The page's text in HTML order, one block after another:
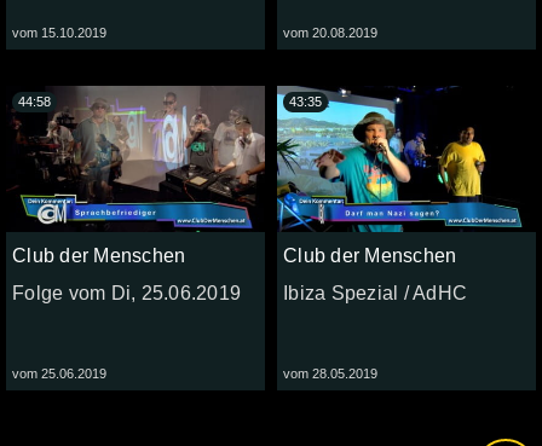
vom 15.10.2019 vom 20.08.2019
Club der Menschen
Folge vom Di, 25.06.2019
vom 25.06.2019
44:58
Club der Menschen
Ibiza Spezial / AdHC
vom 28.05.2019
43:35